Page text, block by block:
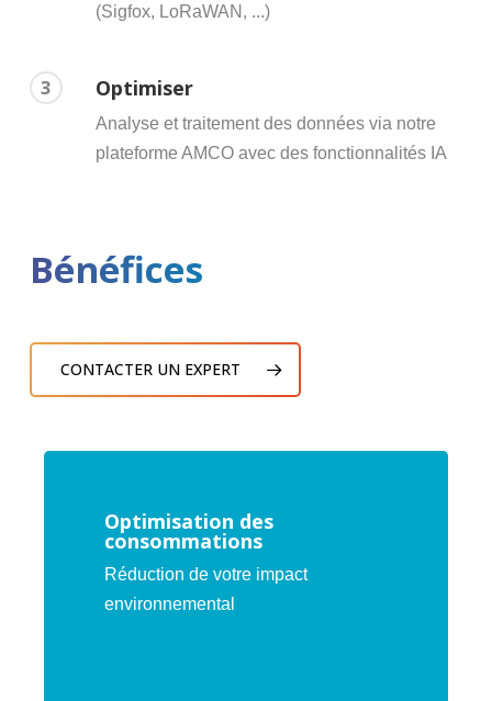
(Sigfox, LoRaWAN, ...)
3 Optimiser
Analyse et traitement des données via notre
plateforme AMCO avec des fonctionnalités IA
Bénéfices
CONTACTER UN EXPERT
Optimisation des
consommations
Réduction de votre impact
environnemental